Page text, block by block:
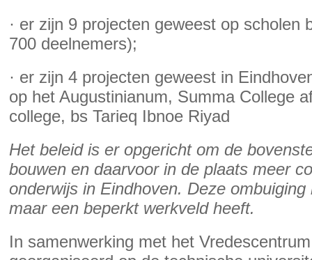
· er zijn 9 projecten geweest op scholen
700 deelnemers);
· er zijn 4 projecten geweest in
op het Augustinianum, Summa College
college, bs Tarieq Ibnoe Riyad
Het beleid is er opgericht om de
bouwen en daarvoor in de plaats meer
onderwijs in Eindhoven. Deze
maar een beperkt werkveld heeft.
In samenwerking met het